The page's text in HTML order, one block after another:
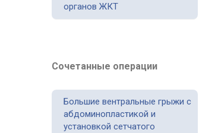
органов ЖКТ
Сочетанные операции
Большие вентральные грыжи с
абдоминопластикой и
установкой сетчатого